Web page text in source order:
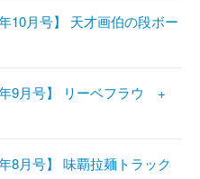
10月号】 天才画伯の段ボー
年9月号】 リーベフラウ +
8月号】 味覇拉麺トラック